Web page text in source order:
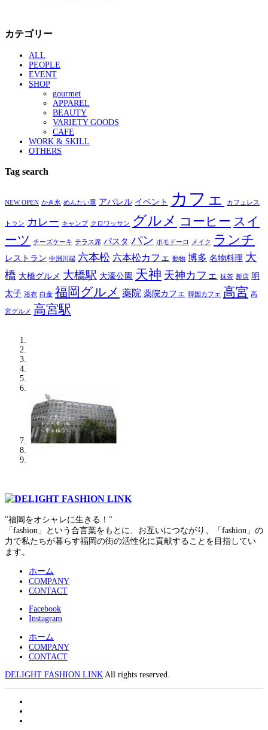
カテゴリー
ALL
PEOPLE
EVENT
SHOP
gourmet
APPAREL
BEAUTY
VARIETY GOODS
CAFE
WORK & SKILL
OTHERS
Tag search
NEW OPEN かき氷 めんたい重 アパレル イベント カフェ カフェレス
トラン カレー キャンプ クロワッサン グルメ コーヒー スイ
ーツ
チーズケーキ テラス席 パスタ パン ポモドーロ メイク ランチ
レストラン 中洲川端 六本松 六本松カフェ 動物 博多 名物料理 大
橋 大橋グルメ 大橋駅 大濠公園 天神 天神カフェ 抹茶 新店 明
太子 浴衣 白金 福岡グルメ 薬院 薬院カフェ 韓国カフェ 高宮 高
宮グルメ 高宮駅
"福岡をオシャレに生きる！"
「fashion」という合言葉をもとに、お互いにつながり、「fashion」の
力で私たちが暮らす福岡の街の活性化に貢献することを目指してい
ます。
ホーム
COMPANY
CONTACT
Facebook
Instagram
ホーム
COMPANY
CONTACT
DELIGHT FASHION LINK All rights reserved.